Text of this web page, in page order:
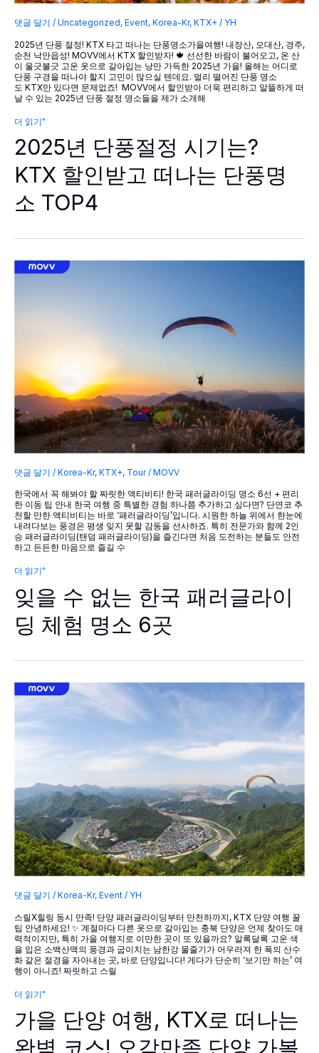
댓글 달기 / Uncategorized, Event, Korea-Kr, KTX+ / YH
2025년 단풍 절정! KTX 타고 떠나는 단풍명소가을여행! 내장산, 오대산, 경주,
순천 낙안읍성! MOVV에서 KTX 할인받자! 🍁 선선한 바람이 불어오고, 온 산
이 울긋불긋 고운 옷으로 갈아입는 낭만 가득한 2025년 가을! 올해는 어디로
단풍 구경을 떠나야 할지 고민이 많으실 텐데요. 멀리 떨어진 단풍 명소
도 KTX만 있다면 문제없죠! MOVV에서 할인받아 더욱 편리하고 알뜰하게 떠
날 수 있는 2025년 단풍 절정 명소들을 제가 소개해
2025
단
풍
정
시
는?
인
고
더 읽기"
2025년 단풍절정 시기는?
KTX 할인받고 떠나는 단풍명
소 TOP4
댓글 달기 / Korea-Kr, KTX+, Tour/ MOVV
한국에서 꼭 해봐야 할 짜릿한 액티비티! 한국 패러글라이딩 명소 6선 + 편리
한 이동 팁 안내 한국 여행 중 특별한 경험 하나쯤 추가하고 싶다면? 단연코 추
천할 만한 액티비티는 바로 ‘패러글라이딩’입니다. 시원한 하늘 위에서 한눈에
내려다보는 풍경은 평생 잊지 못할 감동을 선사하죠. 특히 전문가와 함께 2인
승 패러글라이딩(탠덤 패러글라이딩)을 즐긴다면 처음 도전하는 분들도 안전
하고 든든한 마음으로 즐길 수
잊
수
없
한
국
딩
명
더 읽기"
잊을 수 없는 한국 패러글라이
딩 체험 명소 6곳
댓글 달기 / Korea-Kr, Event / YH
스릴X힐링 동시 만족! 단양 패러글라이딩부터 만천하까지, KTX 단양 여행 꿀
팁 안녕하세요! ✨ 계절마다 다른 옷으로 갈아입는 충북 단양은 언제 찾아도 매
력적이지만, 특히 가을 여행지로 이만한 곳이 또 있을까요? 알록달록 고운 색
을 입은 소백산맥의 풍경과 굽이치는 남한강 물줄기가 어우러져 한 폭의 산수
화 같은 절경을 자아내는 곳, 바로 단양입니다! 게다가 단순히 ‘보기만 하는’ 여
행이 아니죠! 짜릿하고 스릴
가
단
양
행,
더 읽기"
가을 단양 여행, KTX로 떠나는
완벽 코스! 오감만족 단양 가볼